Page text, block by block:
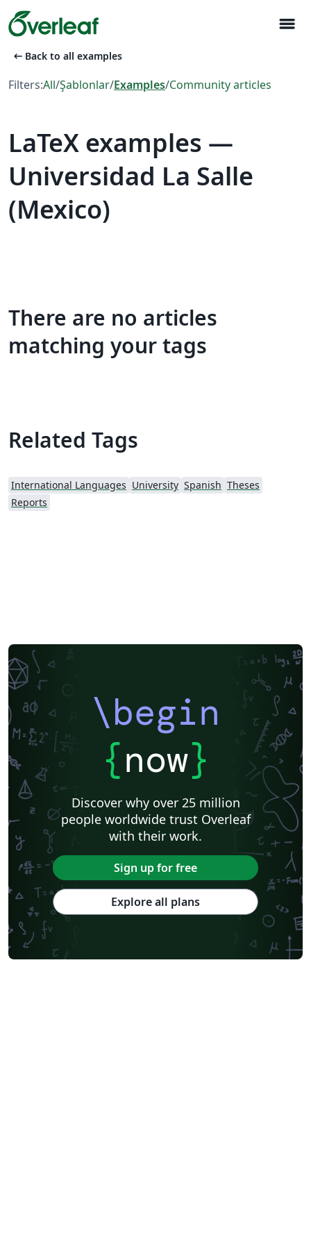
menu
arrow_left_alt Back to all examples
Filters:All/Şablonlar/Examples/Community articles
LaTeX examples —
Universidad La Salle
(Mexico)
There are no articles
matching your tags
Related Tags
International Languages University Spanish Theses
Reports
\begin
{now}
Discover why over 25 million
people worldwide trust Overleaf
with their work.
Sign up for free
Explore all plans